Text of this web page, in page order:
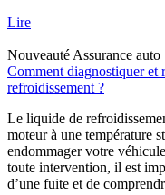
Lire
Nouveauté Assurance auto
Comment diagnostiquer et
refroidissement ?
Le liquide de
moteur à une température
endommager votre
toute intervention, il est
d’une fuite et de